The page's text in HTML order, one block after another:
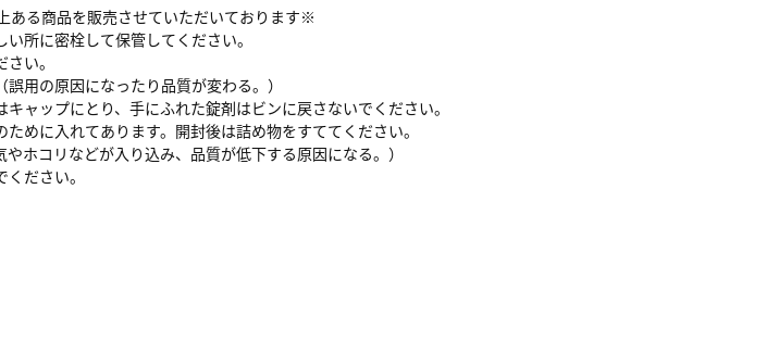
る商品を販売させていただいております※
所に密栓して保管してください。
い。
用の原因になったり品質が変わる。）
ャップにとり、手にふれた錠剤はビンに戻さないでください。
めに入れてあります。開封後は詰め物をすててください。
コリなどが入り込み、品質が低下する原因になる。）
ださい。